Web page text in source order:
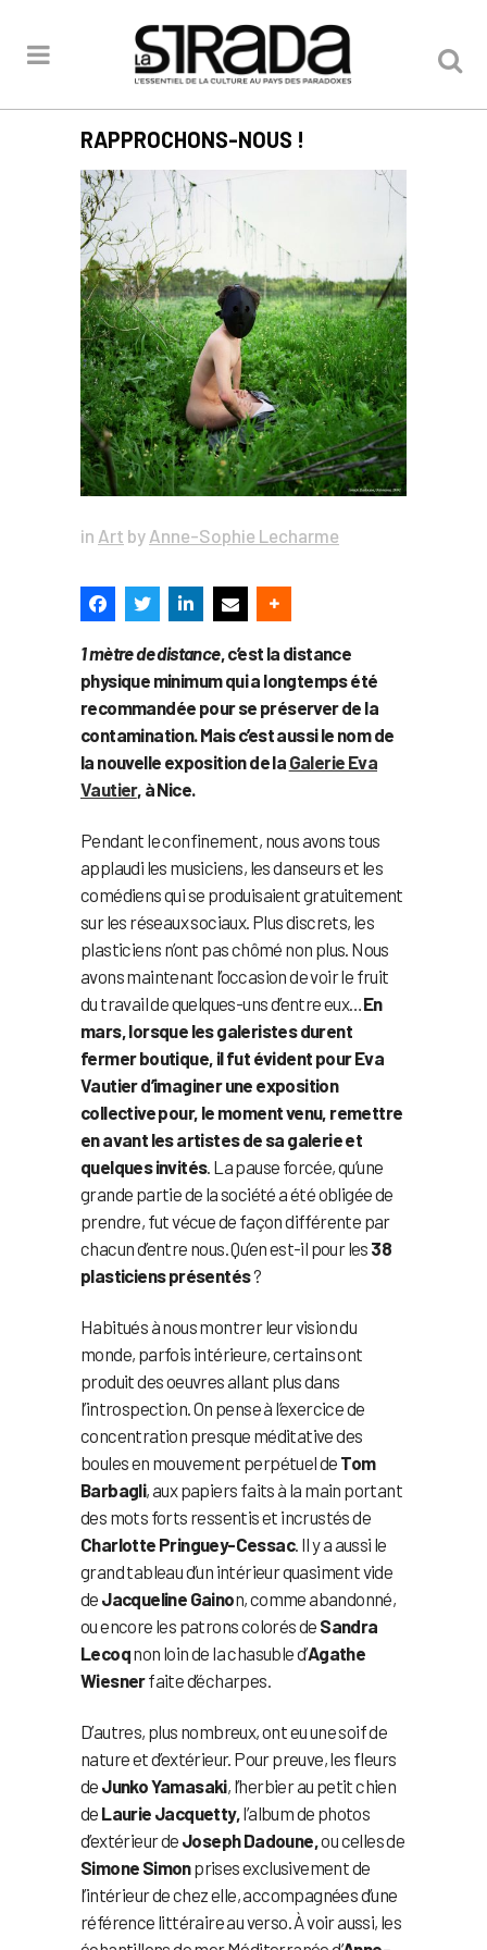
RAPPROCHONS-NOUS !
in Art by Anne-Sophie Lecharme
1 mètre de distance, c’est la distance
physique minimum qui a longtemps été
recommandée pour se préserver de la
contamination. Mais c’est aussi le nom de
la nouvelle exposition de la Galerie Eva
Vautier, à Nice.
Pendant le confinement, nous avons tous
applaudi les musiciens, les danseurs et les
comédiens qui se produisaient gratuitement
sur les réseaux sociaux. Plus discrets, les
plasticiens n’ont pas chômé non plus. Nous
avons maintenant l’occasion de voir le fruit
du travail de quelques-uns d’entre eux…En
mars, lorsque les galeristes durent
fermer boutique, il fut évident pour Eva
Vautier d’imaginer une exposition
collective pour, le moment venu, remettre
en avant les artistes de sa galerie et
quelques invités. La pause forcée, qu’une
grande partie de la société a été obligée de
prendre, fut vécue de façon différente par
chacun d’entre nous. Qu’en est-il pour les 38
plasticiens présentés?
Habitués à nous montrer leur vision du
monde, parfois intérieure, certains ont
produit des oeuvres allant plus dans
l’introspection. On pense à l’exercice de
concentration presque méditative des
boules en mouvement perpétuel de Tom
Barbagli, aux papiers faits à la main portant
des mots forts ressentis et incrustés de
Charlotte Pringuey-Cessac. Il y a aussi le
grand tableau d’un intérieur quasiment vide
de Jacqueline Gainon, comme abandonné,
ou encore les patrons colorés de Sandra
Lecoqnon loin de la chasuble d’Agathe
Wiesnerfaite d’écharpes.
D’autres, plus nombreux, ont eu une soif de
nature et d’extérieur. Pour preuve, les fleurs
de Junko Yamasaki, l’herbier au petit chien
de Laurie Jacquetty,l’album de photos
d’extérieur de Joseph Dadoune,ou celles de
Simone Simonprises exclusivement de
l’intérieur de chez elle, accompagnées d’une
référence littéraire au verso. À voir aussi, les